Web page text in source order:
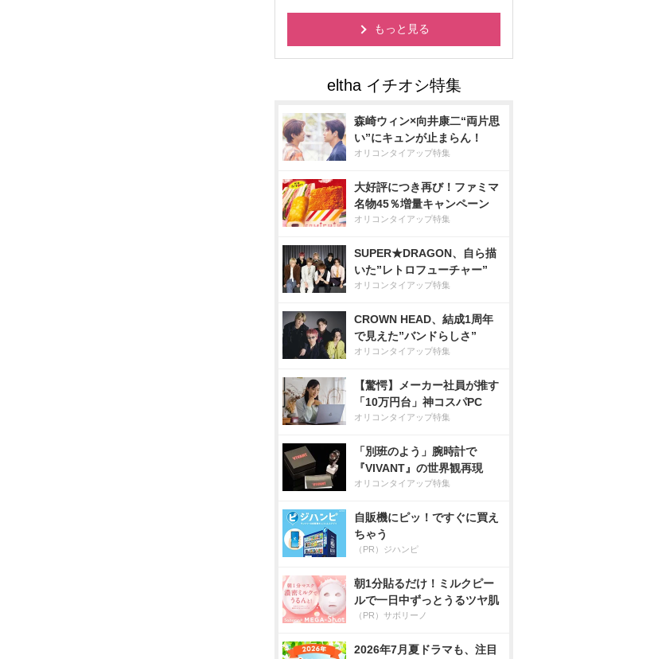
もっと見る
森崎ウィン×向井康二“両片思
い”にキュンが止まらん！
オリコンタイアップ特集
大好評につき再び！ファミマ
名物45％増量キャンペーン
オリコンタイアップ特集
SUPER★DRAGON、自ら描
いた”レトロフューチャー”
オリコンタイアップ特集
CROWN HEAD、結成1周年
で見えた”バンドらしさ”
オリコンタイアップ特集
【驚愕】メーカー社員が推す
「10万円台」神コスパPC
オリコンタイアップ特集
「別班のよう」腕時計で
『VIVANT』の世界観再現
オリコンタイアップ特集
自販機にピッ！ですぐに買え
ちゃう
（PR）ジハンピ
朝1分貼るだけ！ミルクピー
ルで一日中ずっとうるツヤ肌
（PR）サボリーノ
2026年7月夏ドラマも、注目